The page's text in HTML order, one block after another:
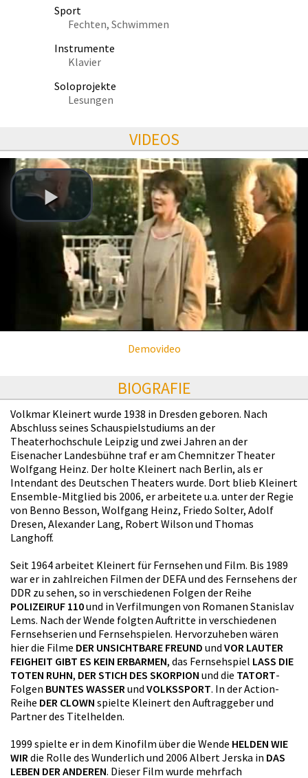
Sport
Fechten, Schwimmen
Instrumente
Klavier
Soloprojekte
Lesungen
VIDEOS
Demovideo
BIOGRAFIE
Volkmar Kleinert wurde 1938 in Dresden geboren. Nach
Abschluss seines Schauspielstudiums an der
Theaterhochschule Leipzig und zwei Jahren an der
Eisenacher Landesbühne traf er am Chemnitzer Theater
Wolfgang Heinz. Der holte Kleinert nach Berlin, als er
Intendant des Deutschen Theaters wurde. Dort blieb Kleinert
Ensemble-Mitglied bis 2006, er arbeitete u.a. unter der Regie
von Benno Besson, Wolfgang Heinz, Friedo Solter, Adolf
Dresen, Alexander Lang, Robert Wilson und Thomas
Langhoff.
Seit 1964 arbeitet Kleinert für Fernsehen und Film. Bis 1989
war er in zahlreichen Filmen der DEFA und des Fernsehens der
DDR zu sehen, so in verschiedenen Folgen der Reihe
POLIZEIRUF 110und in Verfilmungen von Romanen Stanislav
Lems. Nach der Wende folgten Auftritte in verschiedenen
Fernsehserien und Fernsehspielen. Hervorzuheben wären
hier die Filme DER UNSICHTBARE FREUND und VOR LAUTER
FEIGHEIT GIBT ES KEIN ERBARMEN, das Fernsehspiel LASS DIE
TOTEN RUHN, DER STICH DES SKORPION und die TATORT-
Folgen BUNTES WASSERund VOLKSSPORT. In der Action-
Reihe DER CLOWN spielte Kleinert den Auftraggeber und
Partner des Titelhelden.
1999 spielte er in dem Kinofilm über die Wende HELDEN WIE
WIRdie Rolle des Wunderlich und 2006 Albert Jerska in DAS
LEBEN DER ANDEREN. Dieser Film wurde mehrfach